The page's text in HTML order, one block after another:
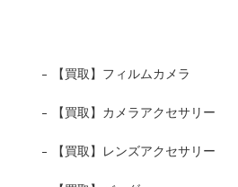
【買取】フィルムカメラ
【買取】カメラアクセサリー
【買取】レンズアクセサリー